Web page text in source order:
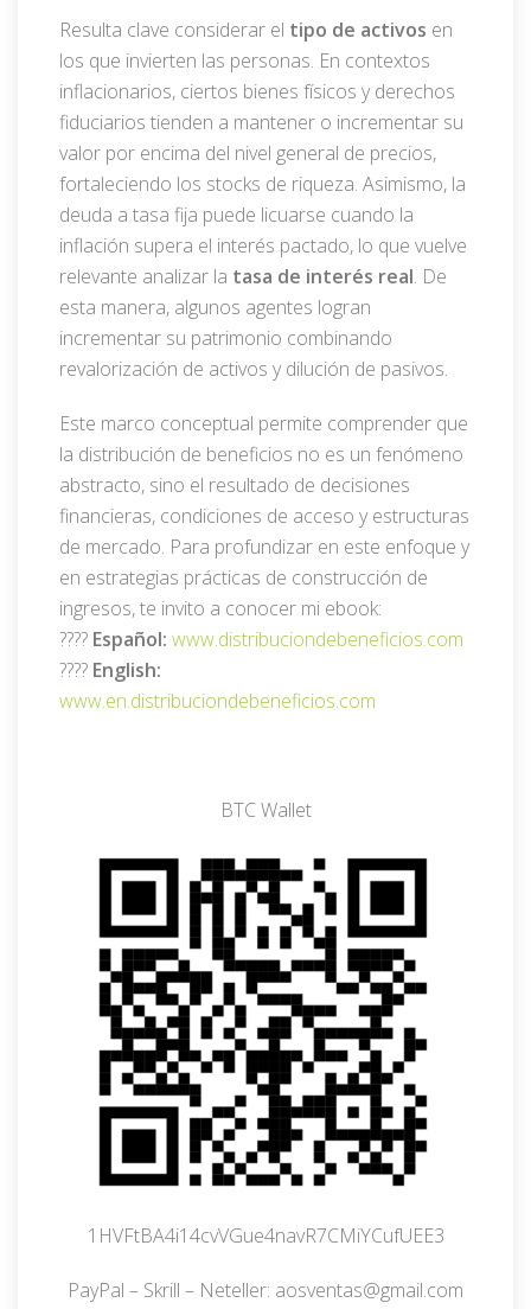
Resulta clave considerar el tipo de activos en
los que invierten las personas. En contextos
inflacionarios, ciertos bienes físicos y derechos
fiduciarios tienden a mantener o incrementar su
valor por encima del nivel general de precios,
fortaleciendo los stocks de riqueza. Asimismo, la
deuda a tasa fija puede licuarse cuando la
inflación supera el interés pactado, lo que vuelve
relevante analizar la tasa de interés real. De
esta manera, algunos agentes logran
incrementar su patrimonio combinando
revalorización de activos y dilución de pasivos.
Este marco conceptual permite comprender que
la distribución de beneficios no es un fenómeno
abstracto, sino el resultado de decisiones
financieras, condiciones de acceso y estructuras
de mercado. Para profundizar en este enfoque y
en estrategias prácticas de construcción de
ingresos, te invito a conocer mi ebook:
???? Español: www.distribuciondebeneficios.com
???? English:
www.en.distribuciondebeneficios.com
BTC Wallet
1HVFtBA4i14cvVGue4navR7CMiYCufUEE3
PayPal – Skrill – Neteller: aosventas@gmail.com